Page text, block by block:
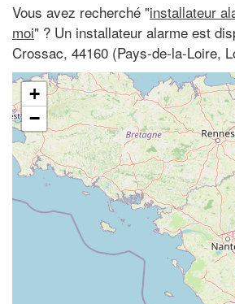
Vous avez recherché "installateur
moi" ? Un installateur alarme est
Crossac, 44160 (Pays-de-la-Loire,
+
−